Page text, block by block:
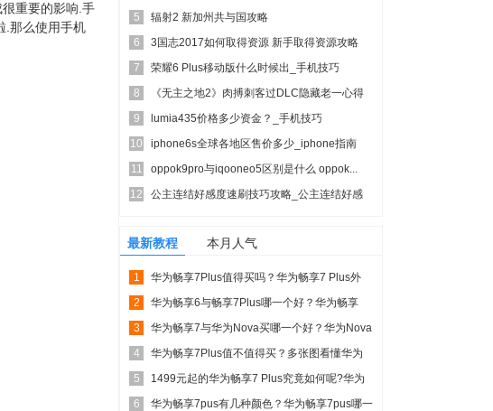
重要的影响.手
.那么使用手机
5
辐射2 新加州共与国攻略
6
3国志2017如何取得资源 新手取得资源攻略
7
荣耀6 Plus移动版什么时候出_手机技巧
8
《无主之地2》肉搏刺客过DLC隐藏老一心得
9
lumia435价格多少资金？_手机技巧
10
iphone6s全球各地区售价多少_iphone指南
11
oppok9pro与iqooneo5区别是什么 oppok...
12
公主连结好感度速刷技巧攻略_公主连结好感
最新教程 本月人气
1
华为畅享7Plus值得买吗？华为畅享7 Plus外
观/性能...
2
华为畅享6与畅享7Plus哪一个好？华为畅享
7Plus与畅...
3
华为畅享7与华为Nova买哪一个好？华为Nova
青春版与畅...
4
华为畅享7Plus值不值得买？多张图看懂华为
畅享7Plus...
5
1499元起的华为畅享7 Plus究竟如何呢?华为
畅享7 ...
6
华为畅享7pus有几种颜色？华为畅享7pus哪一